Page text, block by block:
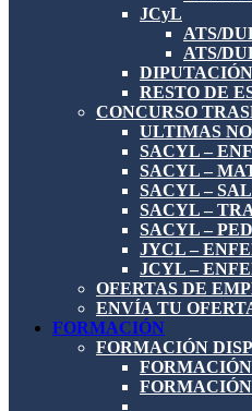
JCyL
ATS/
ATS/
RESTO DE
CONCURSO
ULTIMAS
SACYL –
SACYL –
SACYL –
SACYL –
SACYL –
JYCL –
JCYL –
OFERTAS DE
ENVÍA TU
FORMACIÓN
FORMACIÓN